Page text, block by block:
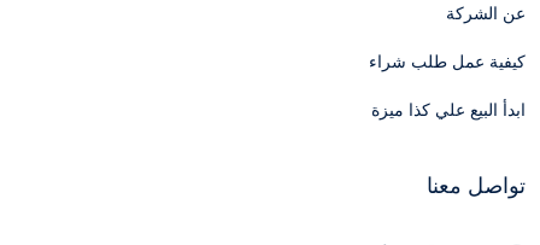
عن الشركة
كيفية عمل طلب شراء
ابدأ البيع علي كذا ميزة
تواصل معنا